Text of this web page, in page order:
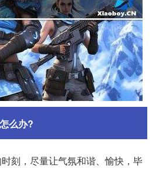
么办?
刻，尽量让气氛和谐、愉快，毕